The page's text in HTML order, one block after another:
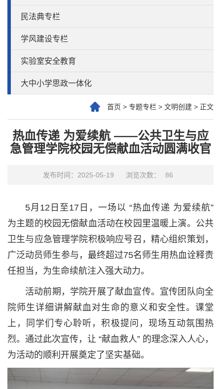
民法典专栏
学风建设专栏
实验室安全教育
大中小学思政一体化
首页 > 专题专栏 > 文明创建 > 正文
热血传递 为爱续航 ——公共卫生与应
急管理学院校园无偿献血活动圆满收官
发布时间：2025-05-19 浏览次数： 86
5月12日至17日，一场以 “热血传递 为爱续航”
为主题的校园无偿献血活动在校园里温暖上演。公共
卫生与应急管理学院积极响应号召，精心组织策划，
广泛动员师生参与，最终超过75名师生用热血诠释责
任担当，为生命续航注入强大动力。
活动前期，学院开展了献血宣传。宣传团队向全
院师生详细讲解献血对生命的意义和安全性。课堂
上，同学们专心聆听，积极提问，现场互动氛围热
烈。通过此次宣传，让 “献血救人” 的理念深入人心，
为活动的顺利开展奠定了坚实基础。